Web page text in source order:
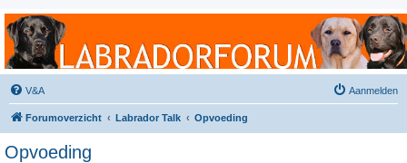
Labradorforum
Het gezelligste Labradorforum van Nederland en België!
V&A Aanmelden
Forumoverzicht Labrador Talk Opvoeding
Opvoeding